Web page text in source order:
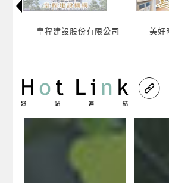
皇程建設股份有限公司 美好